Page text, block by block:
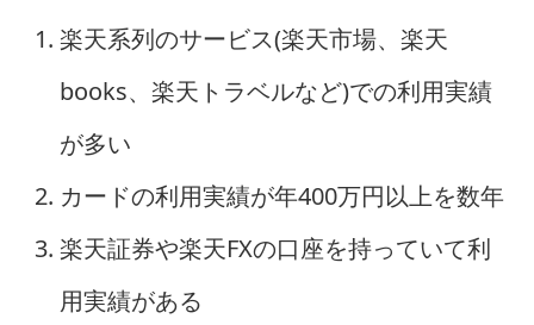
楽天系列のサービス(楽天市場、楽天
books、楽天トラベルなど)での利用実績
が多い
カードの利用実績が年400万円以上を数年
楽天証券や楽天FXの口座を持っていて利
用実績がある